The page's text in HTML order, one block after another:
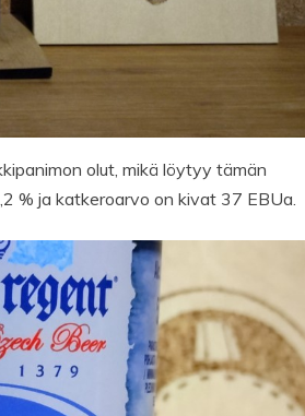
olut, mikä löytyy tämän
% ja katkeroarvo on kivat 37 EBUa.